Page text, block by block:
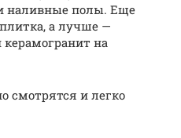
наливные полы. Еще
а лучше —
на
смотрятся и легко